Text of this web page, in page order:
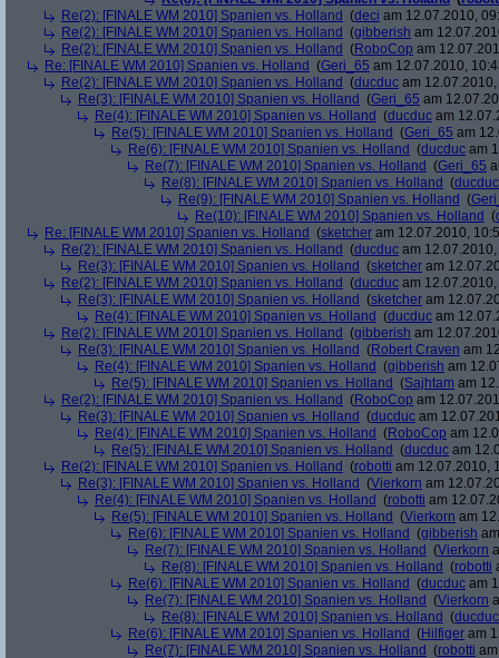
Re(2): [FINALE WM 2010] Spanien vs. Holland (deci am 12.07.2010,
Re(2): [FINALE WM 2010] Spanien vs. Holland (gibberish am
Re(2): [FINALE WM 2010] Spanien vs. Holland (RoboCop am
Re: [FINALE WM 2010] Spanien vs. Holland (Geri_65 am 12.07.2010,
Re(2): [FINALE WM 2010] Spanien vs. Holland (ducduc am
Re(3): [FINALE WM 2010] Spanien vs. Holland (Geri_65 am
Re(4): [FINALE WM 2010] Spanien vs. Holland (ducduc am
Re(5): [FINALE WM 2010] Spanien vs. Holland (Geri_65 am
Re(6): [FINALE WM 2010] Spanien vs. Holland (ducduc am
Re(7): [FINALE WM 2010] Spanien vs. Holland (Geri_65
Re(8): [FINALE WM 2010] Spanien vs. Holland (ducduc
Re(9): [FINALE WM 2010] Spanien vs. Holland (
Re(10): [FINALE WM 2010] Spanien vs. Holland (
Re: [FINALE WM 2010] Spanien vs. Holland (sketcher am 12.07.2010,
Re(2): [FINALE WM 2010] Spanien vs. Holland (ducduc am
Re(3): [FINALE WM 2010] Spanien vs. Holland (sketcher am
Re(2): [FINALE WM 2010] Spanien vs. Holland (ducduc am
Re(3): [FINALE WM 2010] Spanien vs. Holland (sketcher am
Re(4): [FINALE WM 2010] Spanien vs. Holland (ducduc am
Re(2): [FINALE WM 2010] Spanien vs. Holland (gibberish am
Re(3): [FINALE WM 2010] Spanien vs. Holland (Robert Craven am
Re(4): [FINALE WM 2010] Spanien vs. Holland (gibberish am
Re(5): [FINALE WM 2010] Spanien vs. Holland (Sajhtam am
Re(2): [FINALE WM 2010] Spanien vs. Holland (RoboCop am
Re(3): [FINALE WM 2010] Spanien vs. Holland (ducduc am
Re(4): [FINALE WM 2010] Spanien vs. Holland (RoboCop am
Re(5): [FINALE WM 2010] Spanien vs. Holland (ducduc am
Re(2): [FINALE WM 2010] Spanien vs. Holland (robotti am 12.07.2010,
Re(3): [FINALE WM 2010] Spanien vs. Holland (Vierkorn am
Re(4): [FINALE WM 2010] Spanien vs. Holland (robotti am
Re(5): [FINALE WM 2010] Spanien vs. Holland (Vierkorn am
Re(6): [FINALE WM 2010] Spanien vs. Holland (gibberish
Re(7): [FINALE WM 2010] Spanien vs. Holland (Vierkorn
Re(8): [FINALE WM 2010] Spanien vs. Holland (robotti
Re(6): [FINALE WM 2010] Spanien vs. Holland (ducduc am
Re(7): [FINALE WM 2010] Spanien vs. Holland (Vierkorn
Re(8): [FINALE WM 2010] Spanien vs. Holland (ducduc
Re(6): [FINALE WM 2010] Spanien vs. Holland (Hilfiger am
Re(7): [FINALE WM 2010] Spanien vs. Holland (robotti